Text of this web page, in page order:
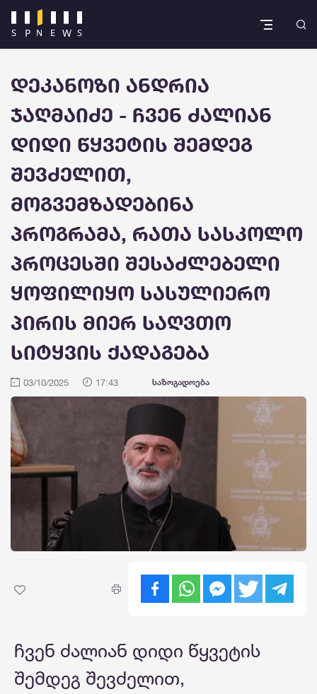
დეკანოზი ანდრია
ჯაღმაიძე - ჩვენ ძალიან
დიდი წყვეტის შემდეგ
შევძელით,
მოგვემზადებინა
პროგრამა, რათა სასკოლო
პროცესში შესაძლებელი
ყოფილიყო სასულიერო
პირის მიერ საღვთო
სიტყვის ქადაგება
03/10/2025 17:43 საზოგადოება
ჩვენ ძალიან დიდი წყვეტის
შემდეგ შევძელით,